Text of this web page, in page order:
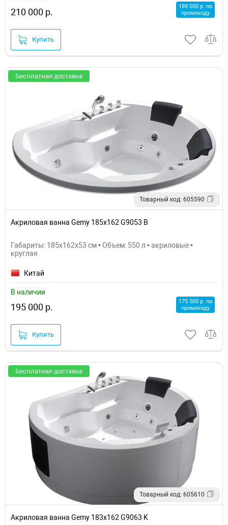
210 000 р.
189 000 р. по
промокоду
Купить
Бесплатная доставка
Товарный код: 605590
Акриловая ванна Gemy 185x162 G9053 B
Габариты: 185x162x53 см • Объем: 550 л • акриловые •
круглая
Китай
В наличии
195 000 р.
175 500 р. по
промокоду
Купить
Бесплатная доставка
Товарный код: 605610
Акриловая ванна Gemy 183x162 G9063 K